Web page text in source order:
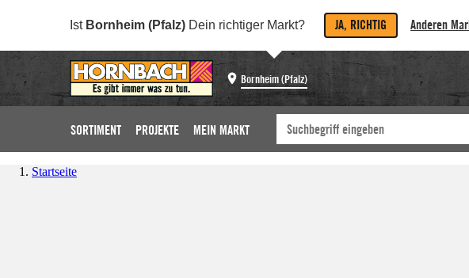
Ist Bornheim (Pfalz) Dein richtiger Markt? JA, RICHTIG Anderen
Bornheim (Pfalz)
SORTIMENT PROJEKTE MEIN MARKT
Startseite